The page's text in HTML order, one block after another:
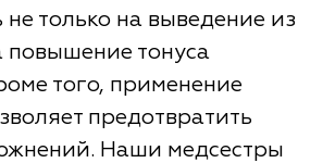
не только на выведение из
повышение тонуса
того, применение
предотвратить
Наши медсестры